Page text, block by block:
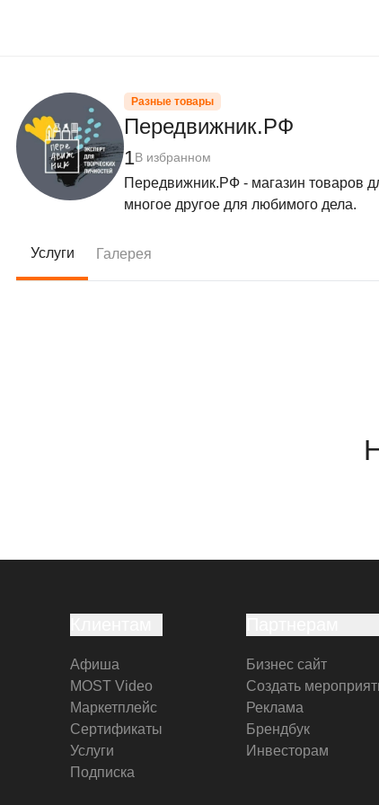
Разные товары
Передвижник.РФ
1В избранном
Передвижник.РФ - магазин товаров
многое другое для любимого дела.
Услуги Галерея
Афиша
MOST Video
Маркетплейс
Сертификаты
Услуги
Подписка
Бизнес сайт
Создать
Реклама
Брендбук
Инвесторам